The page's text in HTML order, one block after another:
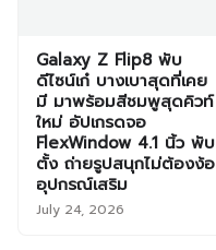
Galaxy Z Flip8 พับ
ดีไซน์เก๋ บางเบาสุดที่เคย
มี มาพร้อมสีชมพูสุดคิวท์
ใหม่ อัปเกรดจอ
FlexWindow 4.1 นิ้ว พับ
ตั้ง ถ่ายรูปสนุกไม่ต้องง้อ
อุปกรณ์เสริม
July 24, 2026